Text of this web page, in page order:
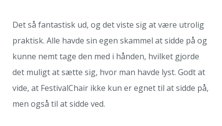
Det så fantastisk ud, og det viste sig at være utrolig
praktisk. Alle havde sin egen skammel at sidde på og
kunne nemt tage den med i hånden, hvilket gjorde
det muligt at sætte sig, hvor man havde lyst. Godt at
vide, at FestivalChair ikke kun er egnet til at sidde på,
men også til at sidde ved.